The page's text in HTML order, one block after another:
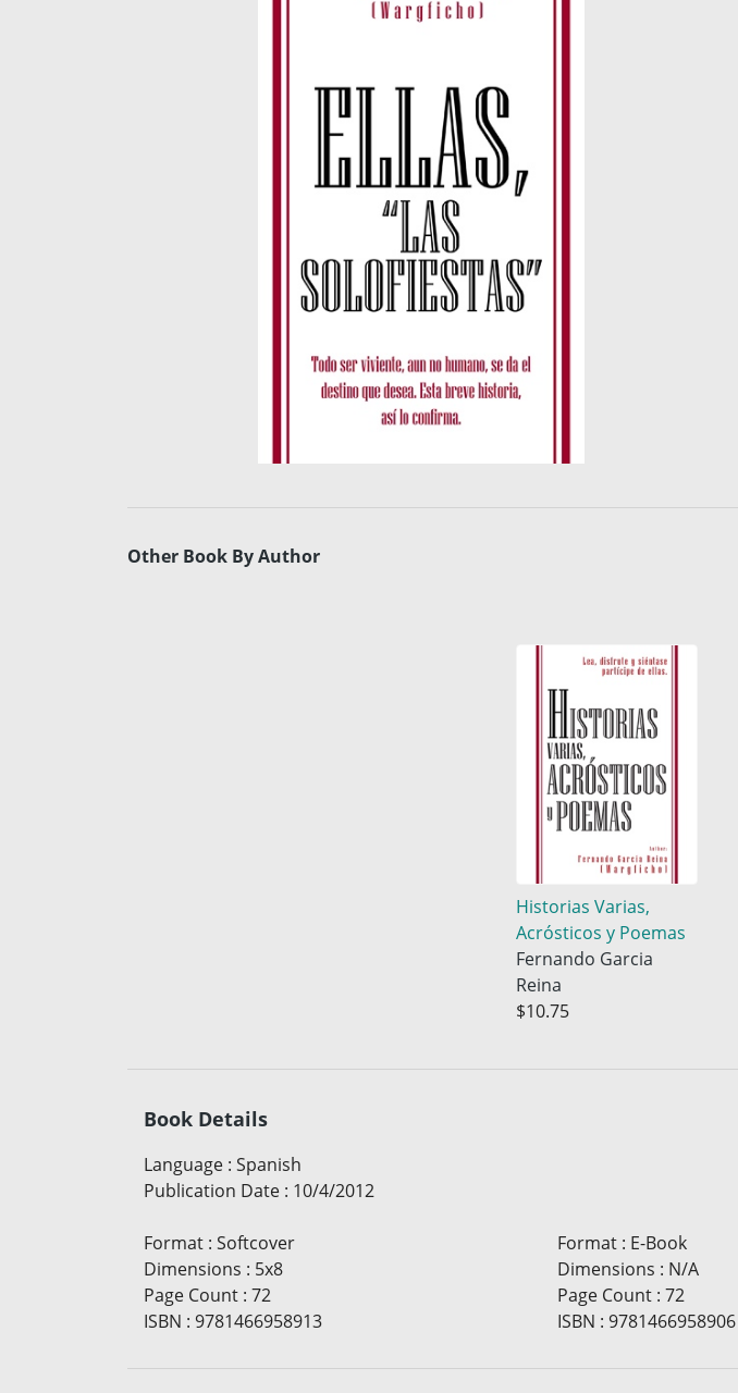
Other Book By Author
Historias Varias,
Acrósticos y Poemas
Fernando Garcia
Reina
$10.75
Book Details
Language : Spanish
Publication Date : 10/4/2012
Format : Softcover
Dimensions : 5x8
Page Count : 72
ISBN : 9781466958913
Format: E-Book
Dimensions : N/A
Page Count: 72
ISBN : 9781466958906